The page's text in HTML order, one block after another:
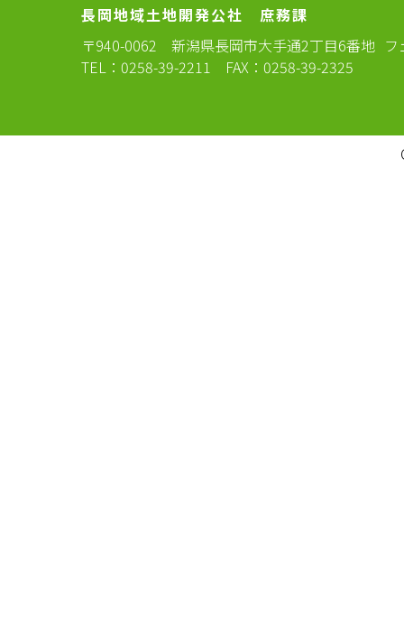
長岡地域土地開発公社 庶務課
〒940-0062 新潟県長岡市大手通2丁目6番地 フ
TEL：0258-39-2211 FAX：0258-39-2325